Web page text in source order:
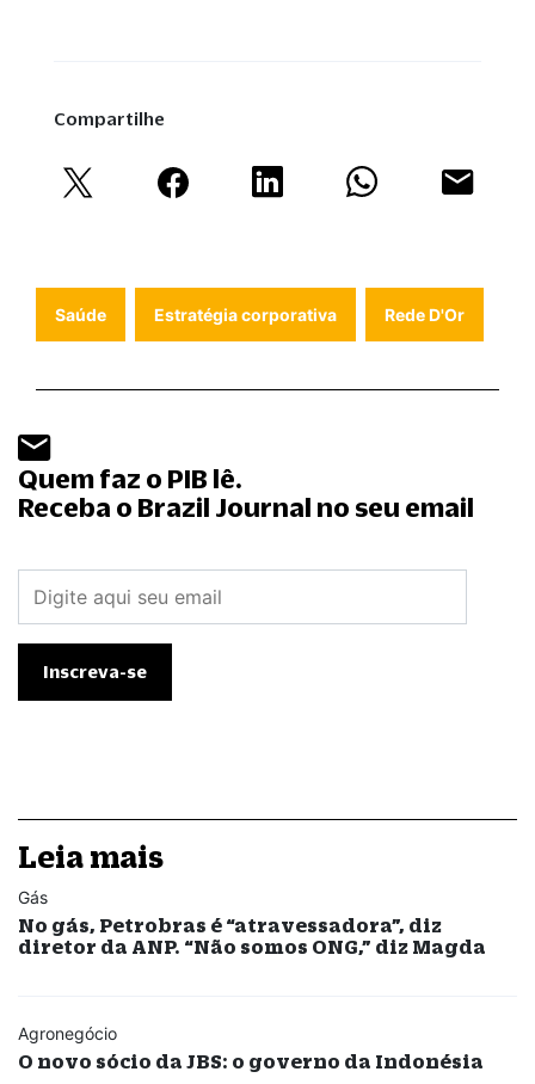
Compartilhe
Saúde Estratégia corporativa Rede D'Or
Quem faz o PIB lê.
Receba o Brazil Journal no seu email
Leia mais
Gás
No gás, Petrobras é “atravessadora”, diz
diretor da ANP. “Não somos ONG,” diz Magda
Agronegócio
O novo sócio da JBS: o governo da Indonésia